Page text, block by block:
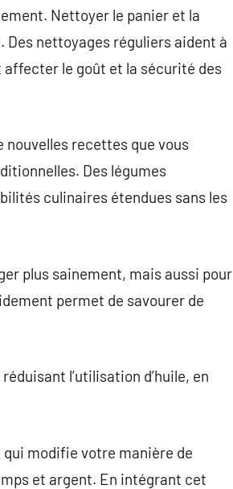
Nettoyer le panier et la
Des nettoyages réguliers aident à
affecter le goût et la sécurité des
nouvelles recettes que vous
Des légumes
culinaires étendues sans les
plus sainement, mais aussi pour
permet de savourer de
l’utilisation d’huile, en
qui modifie votre manière de
et argent. En intégrant cet